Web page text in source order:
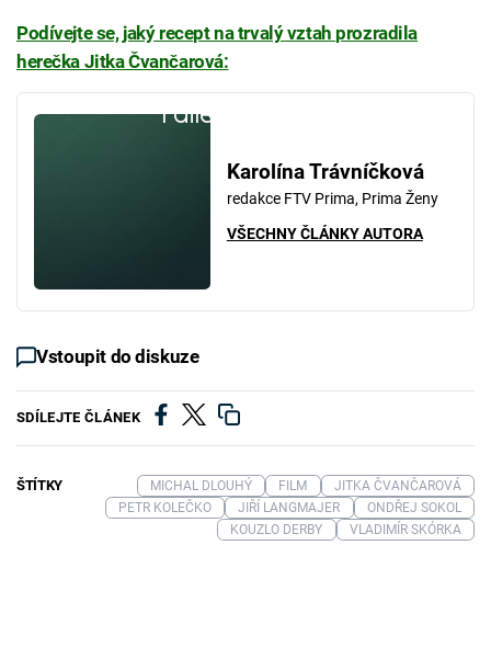
Podívejte se, jaký recept na trvalý vztah prozradila
herečka Jitka Čvančarová:
Failed to fetch
Karolína Trávníčková
redakce FTV Prima, Prima Ženy
VŠECHNY ČLÁNKY AUTORA
Vstoupit do diskuze
SDÍLEJTE ČLÁNEK
ŠTÍTKY MICHAL DLOUHÝ FILM
JITKA ČVANČAROVÁ
PETR KOLEČKO
JIŘÍ LANGMAJER
ONDŘEJ SOKOL
KOUZLO DERBY
VLADIMÍR SKÓRKA